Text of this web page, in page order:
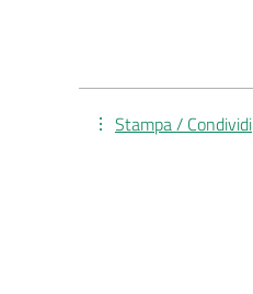
Stampa / Condividi